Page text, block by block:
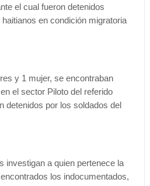
el cual fueron detenidos
en condición migratoria
y 1 mujer, se encontraban
el sector Piloto del referido
detenidos por los soldados del
investigan a quien pertenece la
los indocumentados,